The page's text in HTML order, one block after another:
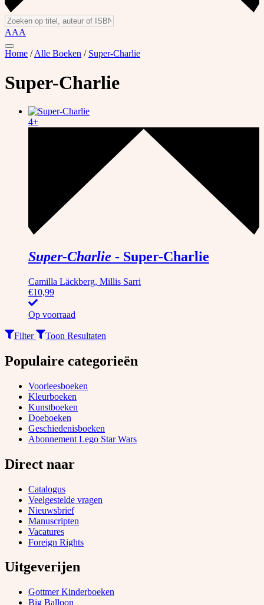
AAA
Home /Alle Boeken / Super-Charlie
Super-Charlie
4+
Super-Charlie - Super-Charlie
Camilla Läckberg, Millis Sarri
€10,99
Op voorraad
Filter Toon Resultaten
Populaire categorieën
Voorleesboeken
Kleurboeken
Kunstboeken
Doeboeken
Geschiedenisboeken
Abonnement Lego Star Wars
Direct naar
Catalogus
Veelgestelde vragen
Nieuwsbrief
Manuscripten
Vacatures
Foreign Rights
Uitgeverijen
Gottmer Kinderboeken
Big Balloon